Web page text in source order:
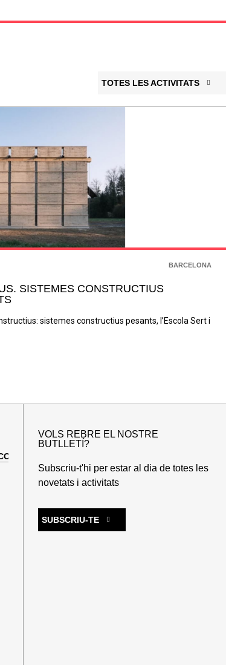
TOTES LES ACTIVITATS
BARCELONA
SISTEMES CONSTRUCTIUS
sistemes constructius pesants, l’Escola Sert i
VOLS REBRE EL NOSTRE
BUTLLETÍ?
Subscriu-t'hi per estar al dia de totes les
novetats i activitats
SUBSCRIU-TE